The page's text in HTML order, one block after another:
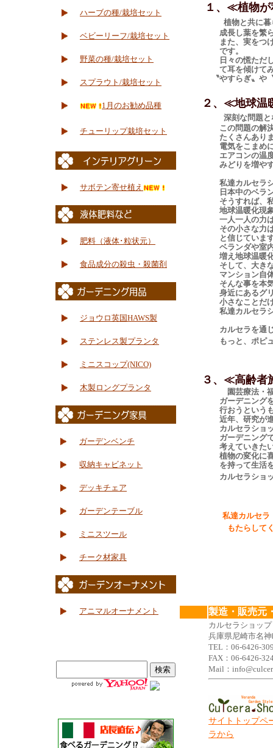
ハーブの種/栽培セット
ベビーリーフ/栽培セット
野菜の種/栽培セット
スプラウト/栽培セット
1月のお勧め品種
チューリップ栽培セット
サボテン寄せ植え
肥料（液体･粒状元）
食品成分の殺虫・殺菌剤
ジョウロ英国HAWS製
ステンレス製プランタ
ミニスコップ(NICO)
木製ロングプランタ
ガーデンベンチ
収納キャビネット
デッキチェア
ガーデンテーブル
ミニスツール
チーク材家具
アニマルオーナメント
１、≪植物
植物と共に
成長し葉を繁らせて
また、実をつけそれ
です。
日々の慌ただしさの
て耳を傾けてみてく
〝やすらぎ〟や〝喜
２、≪地球温
深刻な問題
この問題の解決のた
たくさんありま
電気をこまめに消す
エアコンの温度設定
みどりを増やすこと
私達カルセラシ
日本中のベランダを
そうすれば、私達の
地球温暖化現象が少
一人一人の力は、
その小さな力は、
と信じています
ベランダや室内で快
増え地球温暖化現
そして、大きなマ
マンション自体が
そんな事を本気で
身近にあるグリー
小さなことだけど
私達カルセラショ
カルセラを通じて、
もっと、ポピュラー
３、≪高齢者施
園芸療法・
ガーデニングを通じ
行おうというも
近年、研究が進め
カルセラショップで
ガーデニングできる
考えていきたいと
植物の変化に喜びや
を持って生活を楽
カルセラショップは
私達カルセラ
もたらしてくれる〝
製造・販売元
カルセラショ
兵庫県尼崎市名
TEL：06-6426-
FAX：06-6426-
Mail：
サイトトップペ
ラから